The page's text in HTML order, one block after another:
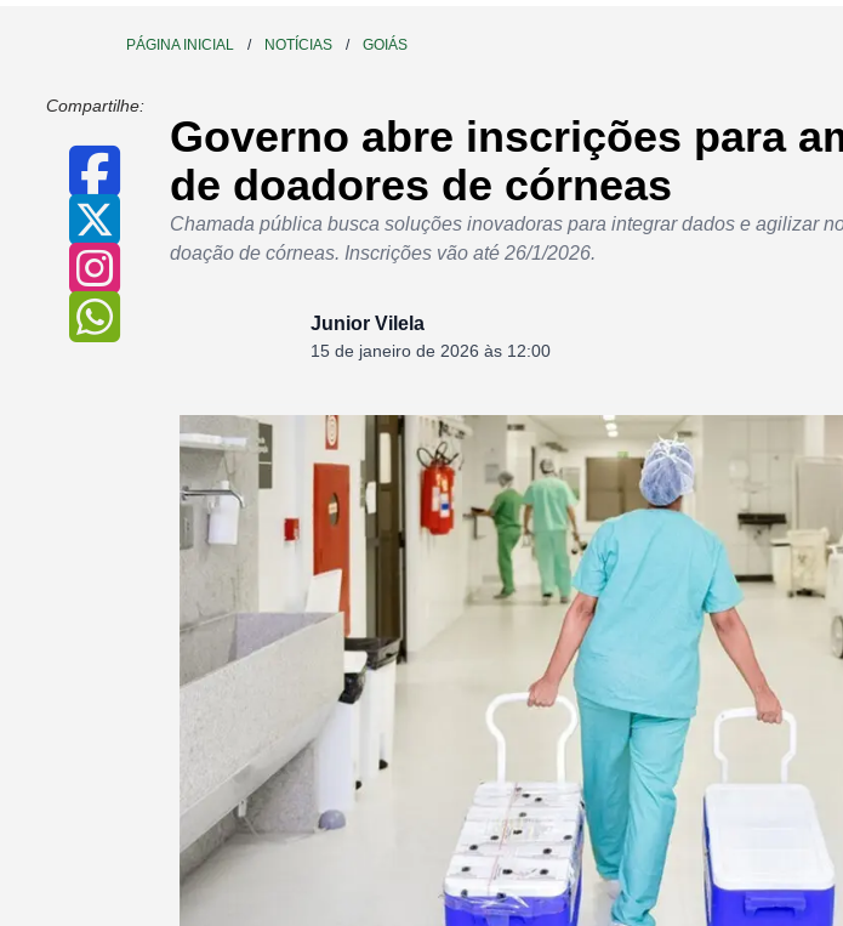
PÁGINA INICIAL / NOTÍCIAS / GOIÁS
Compartilhe:
Governo abre inscrições para
de doadores de córneas
Chamada pública busca soluções inovadoras para integrar dados e agilizar
doação de córneas. Inscrições vão até 26/1/2026.
Junior Vilela
15 de janeiro de 2026 às 12:00